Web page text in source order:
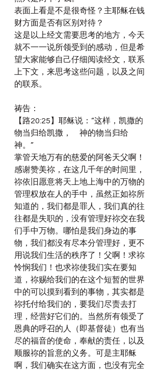
表面上看是不是很奇怪？主耶稣在钱
财方面是否有区别对待？
这是以上经文需要思考的地方，今天
就不一一说所领受到的感动，但是希
望大家能够自己仔细阅读经文，联系
上下文，来思考这些问题，以及之间
的联系。
祷告：
【路20:25】耶稣说：“这样，凯撒的
物当归给凯撒，　神的物当归给
神。”
掌管天地万有的慈爱的阿爸天父啊！
感谢赞美祢，在这几千年的时间里，
祢依旧愿意将天上地上海中的万物的
管理权放在人的手中，虽然正如祢所
知道的，我们都是罪人，我们真的往
往都是失职的，没有管理好祢交在我
们手中万物。哪怕是我们身边的事
物，我们都没有尽本分管理好，更不
用说我们生活的秩序了！父啊！求祢
怜悯我们！也求祢使我们实在要知
道，祢赐给我们的在这个短暂的世界
中的可以摸到看到的事物，其实都是
祢托付给我们的，要我们尽责去打
理，经营好它们的。当然所有领受了
恩典的呼召的人（即基督徒）也有当
尽的福音的使命，奉献的责任，以及
顺服祢的旨意的义务。可是主耶稣
啊，我们确实在这方面，也没有完全